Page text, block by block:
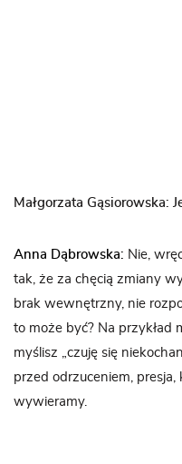
Małgorzata Gąsiorowska:
Anna Dąbrowska: Nie,
tak, że za chęcią zmiany
brak wewnętrzny, nie
to może być? Na przykład
myślisz „czuję się
przed odrzuceniem, presja,
wywieramy.